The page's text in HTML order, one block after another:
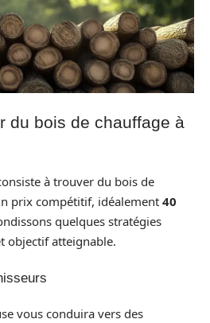
du bois de chauffage à
à trouver du bois de
prix compétitif, idéalement40
quelques stratégies
objectif atteignable.
vous conduira vers des